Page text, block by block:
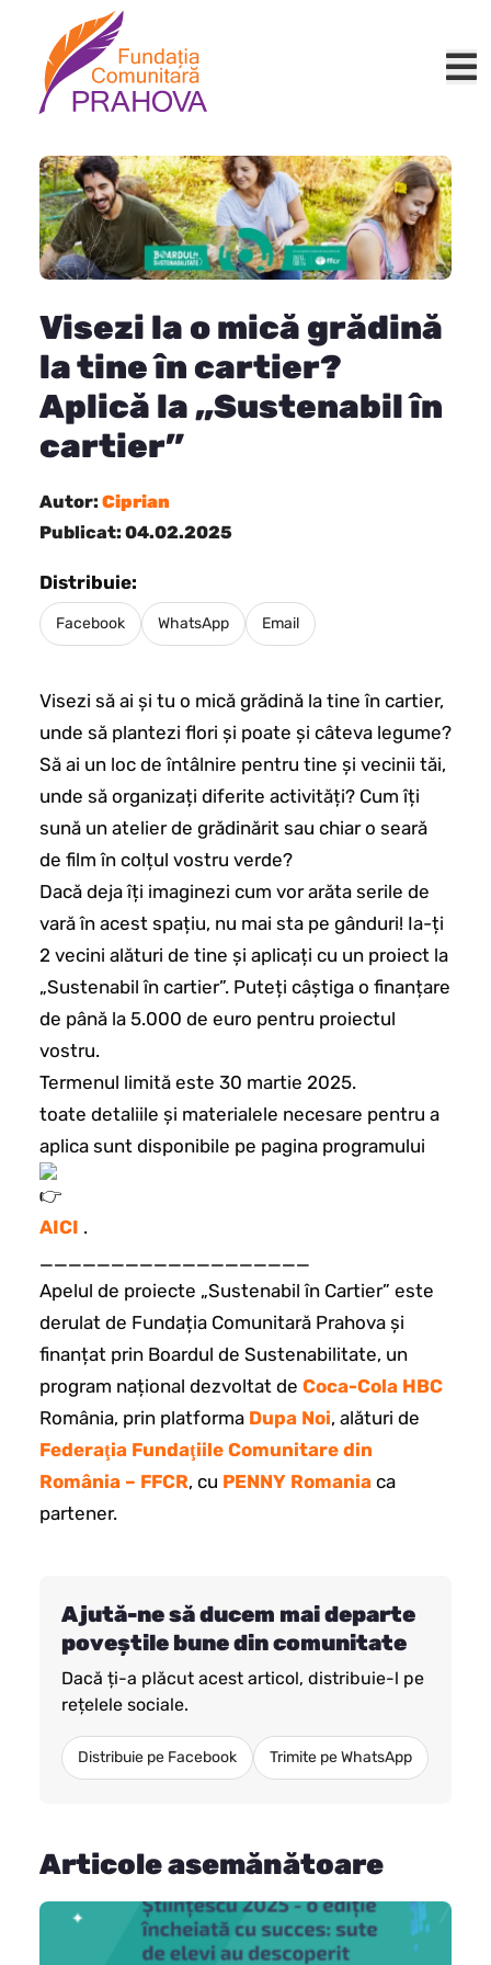
Visezi la o mică grădină
la tine în cartier?
Aplică la „Sustenabil în
cartier”
Autor: Ciprian
Publicat: 04.02.2025
Distribuie:
Facebook WhatsApp Email
Visezi să ai și tu o mică grădină la tine în cartier,
unde să plantezi flori și poate și câteva legume?
Să ai un loc de întâlnire pentru tine și vecinii tăi,
unde să organizați diferite activități? Cum îți
sună un atelier de grădinărit sau chiar o seară
de film în colțul vostru verde?
Dacă deja îți imaginezi cum vor arăta serile de
vară în acest spațiu, nu mai sta pe gânduri! Ia-ți
2 vecini alături de tine și aplicați cu un proiect la
„Sustenabil în cartier”. Puteți câștiga o finanțare
de până la 5.000 de euro pentru proiectul
vostru.
Termenul limită este 30 martie 2025.
toate detaliile și materialele necesare pentru a
aplica sunt disponibile pe pagina programului
AICI .
Apelul de proiecte „Sustenabil în Cartier” este
derulat de Fundația Comunitară Prahova și
finanțat prin Boardul de Sustenabilitate, un
program național dezvoltat de Coca-Cola HBC
România, prin platforma Dupa Noi, alături de
Federaţia Fundaţiile Comunitare din
România – FFCR, cu PENNY Romania ca
partener.
Ajută-ne să ducem mai departe
poveștile bune din comunitate
Dacă ți-a plăcut acest articol, distribuie-l pe
rețelele sociale.
Distribuie pe Facebook Trimite pe WhatsApp
Articole asemănătoare